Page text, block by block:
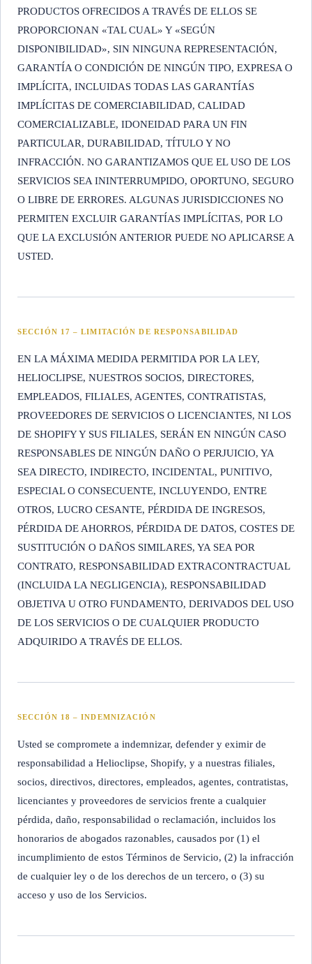
PRODUCTOS OFRECIDOS A TRAVÉS DE ELLOS SE
PROPORCIONAN «TAL CUAL» Y «SEGÚN
DISPONIBILIDAD», SIN NINGUNA REPRESENTACIÓN,
GARANTÍA O CONDICIÓN DE NINGÚN TIPO, EXPRESA O
IMPLÍCITA, INCLUIDAS TODAS LAS GARANTÍAS
IMPLÍCITAS DE COMERCIABILIDAD, CALIDAD
COMERCIALIZABLE, IDONEIDAD PARA UN FIN
PARTICULAR, DURABILIDAD, TÍTULO Y NO
INFRACCIÓN. NO GARANTIZAMOS QUE EL USO DE LOS
SERVICIOS SEA ININTERRUMPIDO, OPORTUNO, SEGURO
O LIBRE DE ERRORES. ALGUNAS JURISDICCIONES NO
PERMITEN EXCLUIR GARANTÍAS IMPLÍCITAS, POR LO
QUE LA EXCLUSIÓN ANTERIOR PUEDE NO APLICARSE A
USTED.
SECCIÓN 17 – LIMITACIÓN DE RESPONSABILIDAD
EN LA MÁXIMA MEDIDA PERMITIDA POR LA LEY,
HELIOCLIPSE, NUESTROS SOCIOS, DIRECTORES,
EMPLEADOS, FILIALES, AGENTES, CONTRATISTAS,
PROVEEDORES DE SERVICIOS O LICENCIANTES, NI LOS
DE SHOPIFY Y SUS FILIALES, SERÁN EN NINGÚN CASO
RESPONSABLES DE NINGÚN DAÑO O PERJUICIO, YA
SEA DIRECTO, INDIRECTO, INCIDENTAL, PUNITIVO,
ESPECIAL O CONSECUENTE, INCLUYENDO, ENTRE
OTROS, LUCRO CESANTE, PÉRDIDA DE INGRESOS,
PÉRDIDA DE AHORROS, PÉRDIDA DE DATOS, COSTES DE
SUSTITUCIÓN O DAÑOS SIMILARES, YA SEA POR
CONTRATO, RESPONSABILIDAD EXTRACONTRACTUAL
(INCLUIDA LA NEGLIGENCIA), RESPONSABILIDAD
OBJETIVA U OTRO FUNDAMENTO, DERIVADOS DEL USO
DE LOS SERVICIOS O DE CUALQUIER PRODUCTO
ADQUIRIDO A TRAVÉS DE ELLOS.
SECCIÓN 18 – INDEMNIZACIÓN
Usted se compromete a indemnizar, defender y eximir de
responsabilidad a Helioclipse, Shopify, y a nuestras filiales,
socios, directivos, directores, empleados, agentes, contratistas,
licenciantes y proveedores de servicios frente a cualquier
pérdida, daño, responsabilidad o reclamación, incluidos los
honorarios de abogados razonables, causados por (1) el
incumplimiento de estos Términos de Servicio, (2) la infracción
de cualquier ley o de los derechos de un tercero, o (3) su
acceso y uso de los Servicios.